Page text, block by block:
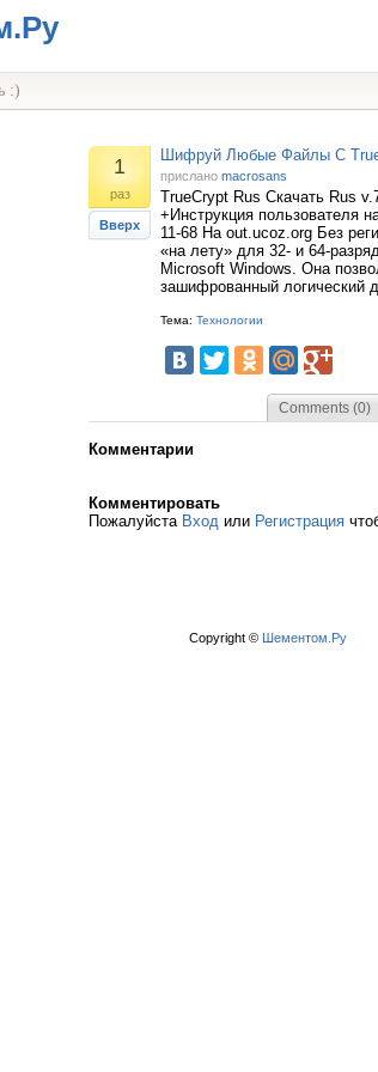
:)
1
раз
Вверх
Шифруй Любые Файлы С
прислано macrosans
TrueCrypt Rus Скачать Rus
+Инструкция пользователя
11-68 На out.ucoz.org Без
«на лету» для 32- и 64-
Microsoft Windows. Она
зашифрованный логический
Тема: Технологии
Comments (0)
Комментарии
Комментировать
Пожалуйста Вход или Регистрация
Copyright © Шементом.Ру